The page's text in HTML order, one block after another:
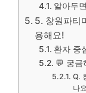
알아두
5. 창원파티
용해요!
환자 중
💬 궁금
Q.
나